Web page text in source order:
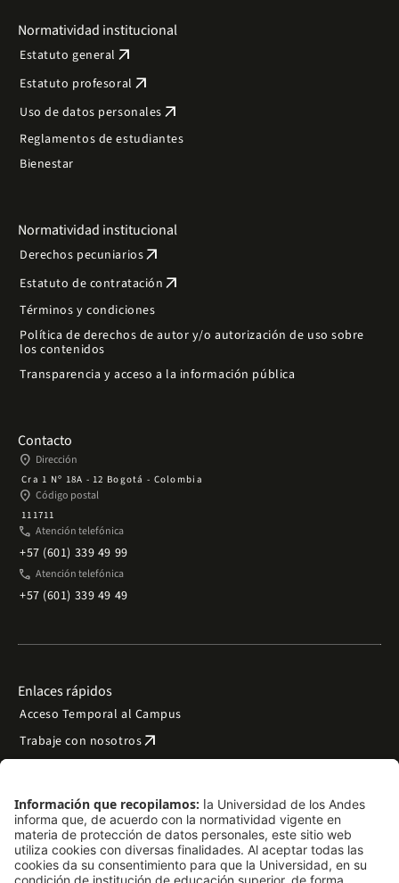
Normatividad institucional
Estatuto general arrow_outward
Estatuto profesoral arrow_outward
Uso de datos personales arrow_outward
Reglamentos de estudiantes
Bienestar
Normatividad institucional
Derechos pecuniariosarrow_outward
Estatuto de contratación arrow_outward
Términos y condiciones
Política de derechos de autor y/o autorización de uso sobre
los contenidos
Transparencia y acceso a la información pública
Contacto
place Dirección
Cra 1 Nº 18A - 12 Bogotá - Colombia
place Código postal
111711
phone Atención telefónica
+57 (601) 339 49 99
phone Atención telefónica
+57 (601) 339 49 49
Enlaces rápidos
Acceso Temporal al Campus
Trabaje con nosotrosarrow_outward
Preguntas frecuentes
Filantropía y donacionesarrow_outward
Mapa del sitio arrow_outward